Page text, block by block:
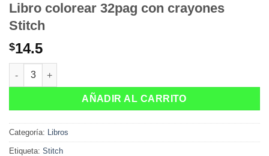
Libro colorear 32pag con crayones
Stitch
$14.5
Libro colorear 32pag con crayones Stitch cantidad
AÑADIR AL CARRITO
Categoría: Libros
Etiqueta: Stitch